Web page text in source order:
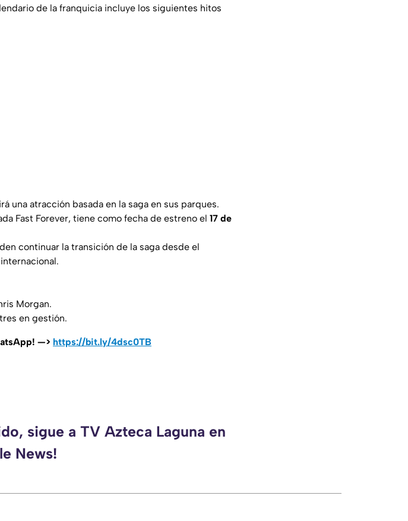
de la franquicia incluye los siguientes hitos
una atracción basada en la saga en sus parques.
Fast Forever, tiene como fecha de estreno el 17 de
continuar la transición de la saga desde el
Morgan.
en gestión.
—> https://bit.ly/4dsc0TB
sigue a TV Azteca Laguna en
News!